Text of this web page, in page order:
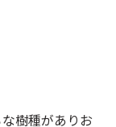
樹種がありお